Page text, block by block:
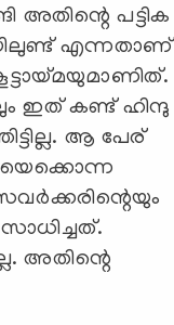
അതിന്റെ പട്ടിക
എന്നതാണ്
ഇത് കണ്ട് ഹിന്ദു
ആ പേര്
അതിന്റെ